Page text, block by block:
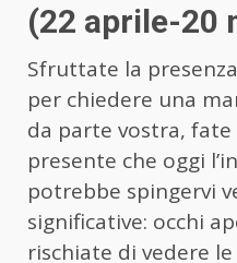
(22 aprile-20
Sfruttate la
per chiedere una
da parte vostra, fate
presente che oggi
potrebbe spingervi
significative: occhi
rischiate di vedere